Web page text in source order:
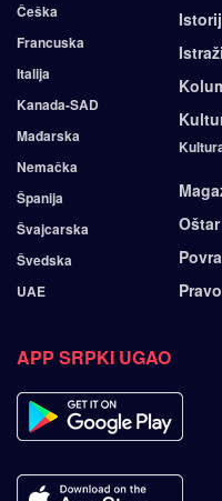
Češka
Francuska
Italija
Kanada-SAD
Mađarska
Nemačka
Španija
Švajcarska
Švedska
UAE
APP SRPKI UGAO